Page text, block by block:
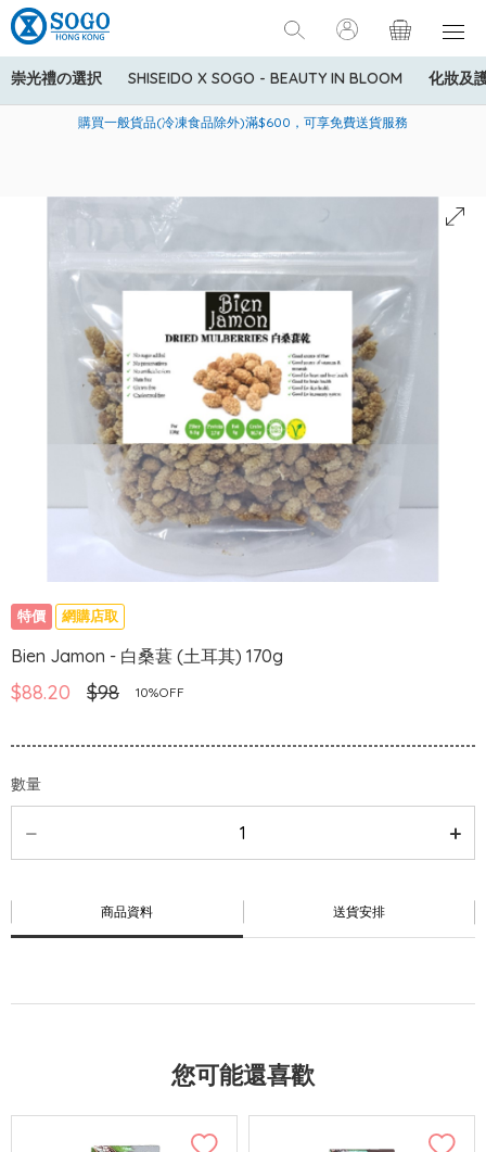
崇光禮の選択 SHISEIDO X SOGO - BEAUTY IN BLOOM 化妝及
美國運通Explorer®信用卡會員購物禮遇：高達5%簽賬回贈！
購買一般貨品(冷凍食品除外)滿$600，可享免費送貨服務
寄送中國內地服務只適用於指定商品，若訂單金額少於HK$600(折
特價 網購店取
Bien Jamon - 白桑葚 (土耳其) 170g
$88.20 $98 10%OFF
數量
商品資料 送貨安排
您可能還喜歡